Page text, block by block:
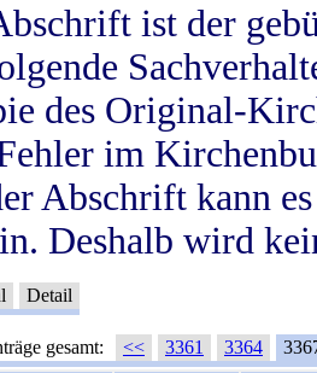
ist der
des Original-
im
Abschrift kann
Deshalb wird
Detail
gesamt: << 3361 3364